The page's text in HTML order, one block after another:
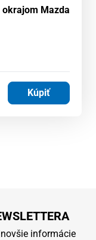
Mazda
Kúpiť
informácie